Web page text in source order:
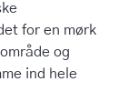
for en mørk
og
ind hele